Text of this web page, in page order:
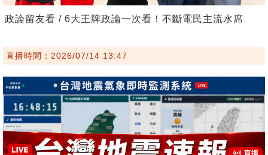
政論留友看 / 6大王牌政論一次看！不斷電民主流水席
直播時間：2026/07/14 13:47